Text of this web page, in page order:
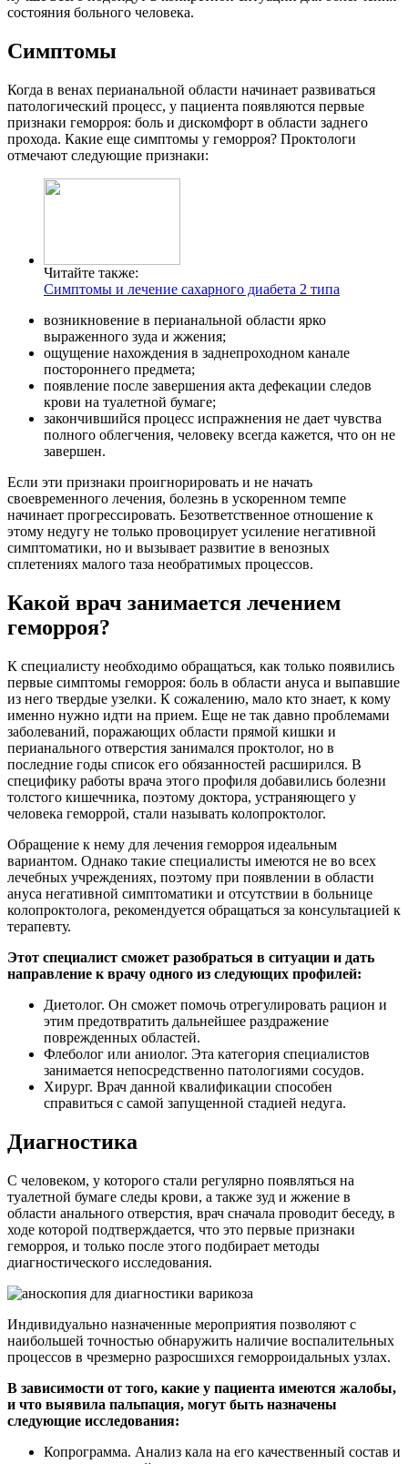
состояния больного человека.
Симптомы
Когда в венах перианальной области начинает развиваться
патологический процесс, у пациента появляются первые
признаки геморроя: боль и дискомфорт в области заднего
прохода. Какие еще симптомы у геморроя? Проктологи
отмечают следующие признаки:
Читайте также:
Симптомы и лечение сахарного диабета 2 типа
возникновение в перианальной области ярко
выраженного зуда и жжения;
ощущение нахождения в заднепроходном канале
постороннего предмета;
появление после завершения акта дефекации следов
крови на туалетной бумаге;
закончившийся процесс испражнения не дает чувства
полного облегчения, человеку всегда кажется, что он не
завершен.
Если эти признаки проигнорировать и не начать
своевременного лечения, болезнь в ускоренном темпе
начинает прогрессировать. Безответственное отношение к
этому недугу не только провоцирует усиление негативной
симптоматики, но и вызывает развитие в венозных
сплетениях малого таза необратимых процессов.
Какой врач занимается лечением
геморроя?
К специалисту необходимо обращаться, как только появились
первые симптомы геморроя: боль в области ануса и выпавшие
из него твердые узелки. К сожалению, мало кто знает, к кому
именно нужно идти на прием. Еще не так давно проблемами
заболеваний, поражающих области прямой кишки и
перианального отверстия занимался проктолог, но в
последние годы список его обязанностей расширился. В
специфику работы врача этого профиля добавились болезни
толстого кишечника, поэтому доктора, устраняющего у
человека геморрой, стали называть колопроктолог.
Обращение к нему для лечения геморроя идеальным
вариантом. Однако такие специалисты имеются не во всех
лечебных учреждениях, поэтому при появлении в области
ануса негативной симптоматики и отсутствии в больнице
колопроктолога, рекомендуется обращаться за консультацией к
терапевту.
Этот специалист сможет разобраться в ситуации и дать
направление к врачу одного из следующих профилей:
Диетолог. Он сможет помочь отрегулировать рацион и
этим предотвратить дальнейшее раздражение
поврежденных областей.
Флеболог или аниолог. Эта категория специалистов
занимается непосредственно патологиями сосудов.
Хирург. Врач данной квалификации способен
справиться с самой запущенной стадией недуга.
Диагностика
С человеком, у которого стали регулярно появляться на
туалетной бумаге следы крови, а также зуд и жжение в
области анального отверстия, врач сначала проводит беседу, в
ходе которой подтверждается, что это первые признаки
геморроя, и только после этого подбирает методы
диагностического исследования.
Индивидуально назначенные мероприятия позволяют с
наибольшей точностью обнаружить наличие воспалительных
процессов в чрезмерно разросшихся геморроидальных узлах.
В зависимости от того, какие у пациента имеются жалобы,
и что выявила пальпация, могут быть назначены
следующие исследования:
Копрограмма. Анализ кала на его качественный состав и